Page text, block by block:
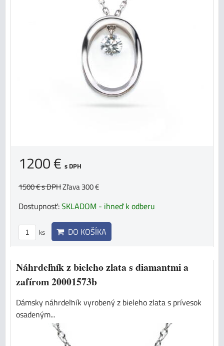
1200 € s DPH
1500 €s DPHZľava 300 €
Dostupnosť:SKLADOM - ihneď k odberu
ks DO KOŠÍKA
Náhrdeľník z bieleho zlata s diamantmi a
zafírom 20001573b
Dámsky náhrdeľník vyrobený z bieleho zlata s prívesok
osadeným...